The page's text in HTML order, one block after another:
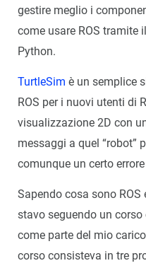
gestire meglio i
come usare ROS tramite il
Python.
TurtleSim è un semplice
ROS per i nuovi utenti di
visualizzazione 2D con
messaggi a quel “robot”
comunque un certo
Sapendo cosa sono
stavo seguendo un
come parte del mio
corso consisteva in tre